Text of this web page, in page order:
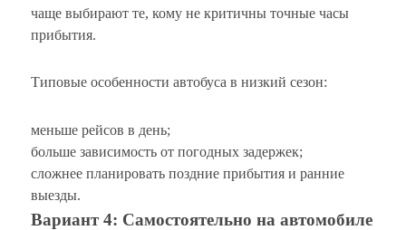
чаще выбирают те, кому не критичны точные часы
прибытия.
Типовые особенности автобуса в низкий сезон:
меньше рейсов в день;
больше зависимость от погодных задержек;
сложнее планировать поздние прибытия и ранние
выезды.
Вариант 4: Самостоятельно на автомобиле